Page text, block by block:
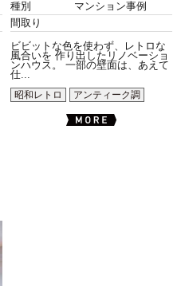
種別
マンション事例
間取り
ビビットな色を使わず、レトロな
風合いを 作り出したリノベーショ
ンハウス。 一部の壁面は、あえて
仕...
昭和レトロ
アンティーク調